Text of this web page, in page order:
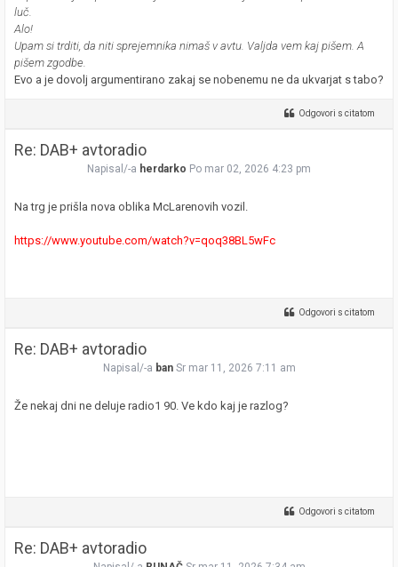
luč.
Alo!
Upam si trditi, da niti sprejemnika nimaš v avtu. Valjda vem kaj pišem. A
pišem zgodbe.
Evo a je dovolj argumentirano zakaj se nobenemu ne da ukvarjat s tabo?
Odgovori s citatom
Re: DAB+ avtoradio
Napisal/-a herdarko Po mar 02, 2026 4:23 pm
Na trg je prišla nova oblika McLarenovih vozil.
https://www.youtube.com/watch?v=qoq38BL5wFc
Odgovori s citatom
Re: DAB+ avtoradio
Napisal/-a ban Sr mar 11, 2026 7:11 am
Že nekaj dni ne deluje radio1 90. Ve kdo kaj je razlog?
Odgovori s citatom
Re: DAB+ avtoradio